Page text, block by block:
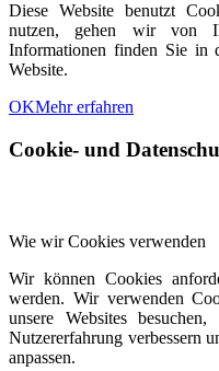
Diese Website benutzt
nutzen, gehen wir von
Informationen finden Sie in
Website.
OKMehr erfahren
Cookie- und
Wie wir Cookies verwenden
Wir können Cookies
werden. Wir verwenden
unsere Websites
Nutzererfahrung verbessern
anpassen.